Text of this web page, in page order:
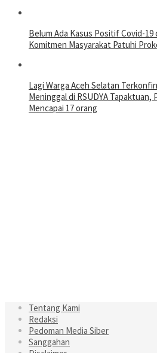
Belum Ada Kasus Positif Covid-
Komitmen Masyarakat Patuhi
Lagi Warga Aceh Selatan
Meninggal di RSUDYA
Mencapai 17 orang
Tentang Kami
Redaksi
Pedoman Media Siber
Sanggahan